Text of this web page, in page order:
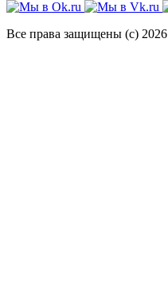
Все права защищены (с) 2026